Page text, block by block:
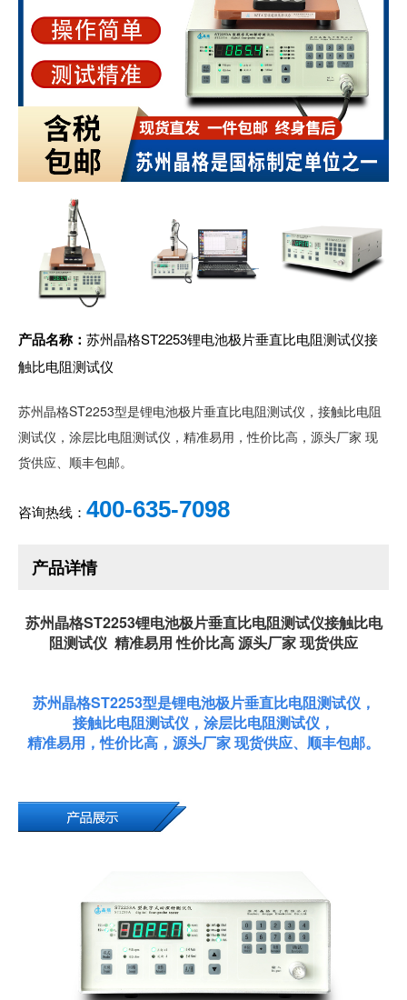
产品名称： 苏州晶格ST2253锂电池极片垂直比电阻测试仪接
触比电阻测试仪
苏州晶格ST2253型是锂电池极片垂直比电阻测试仪，接触比电阻
测试仪，涂层比电阻测试仪，精准易用，性价比高，源头厂家 现
货供应、顺丰包邮。
咨询热线： 400-635-7098
产品详情
苏州晶格ST2253锂电池极片垂直比电阻测试仪接触比电
阻测试仪 精准易用 性价比高 源头厂家 现货供应
苏州晶格ST2253型是锂电池极片垂直比电阻测试仪，
接触比电阻测试仪，涂层比电阻测试仪，
精准易用，性价比高，源头厂家 现货供应、顺丰包邮。